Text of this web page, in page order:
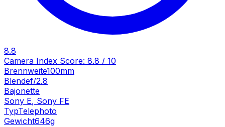
8.8
Camera Index Score: 8.8 / 10
Brennweite100mm
Blendef/2.8
Bajonette
Sony E, Sony FE
TypTelephoto
Gewicht646g